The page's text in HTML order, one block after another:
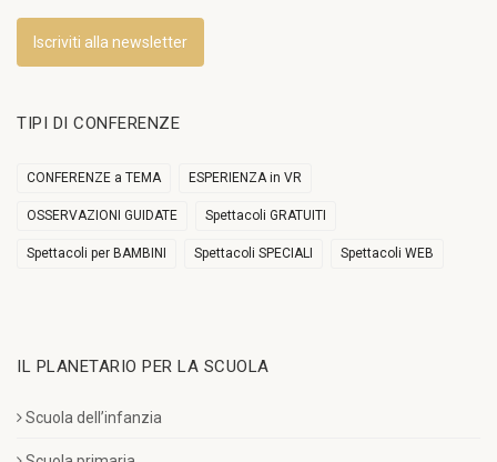
Iscriviti alla newsletter
TIPI DI CONFERENZE
CONFERENZE a TEMA ESPERIENZA in VR
OSSERVAZIONI GUIDATE Spettacoli GRATUITI
Spettacoli per BAMBINI Spettacoli SPECIALI Spettacoli WEB
IL PLANETARIO PER LA SCUOLA
Scuola dell’infanzia